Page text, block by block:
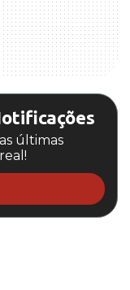
últimas